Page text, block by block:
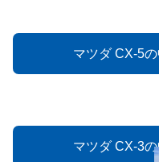
マツダ CX-5
マツダ CX-3